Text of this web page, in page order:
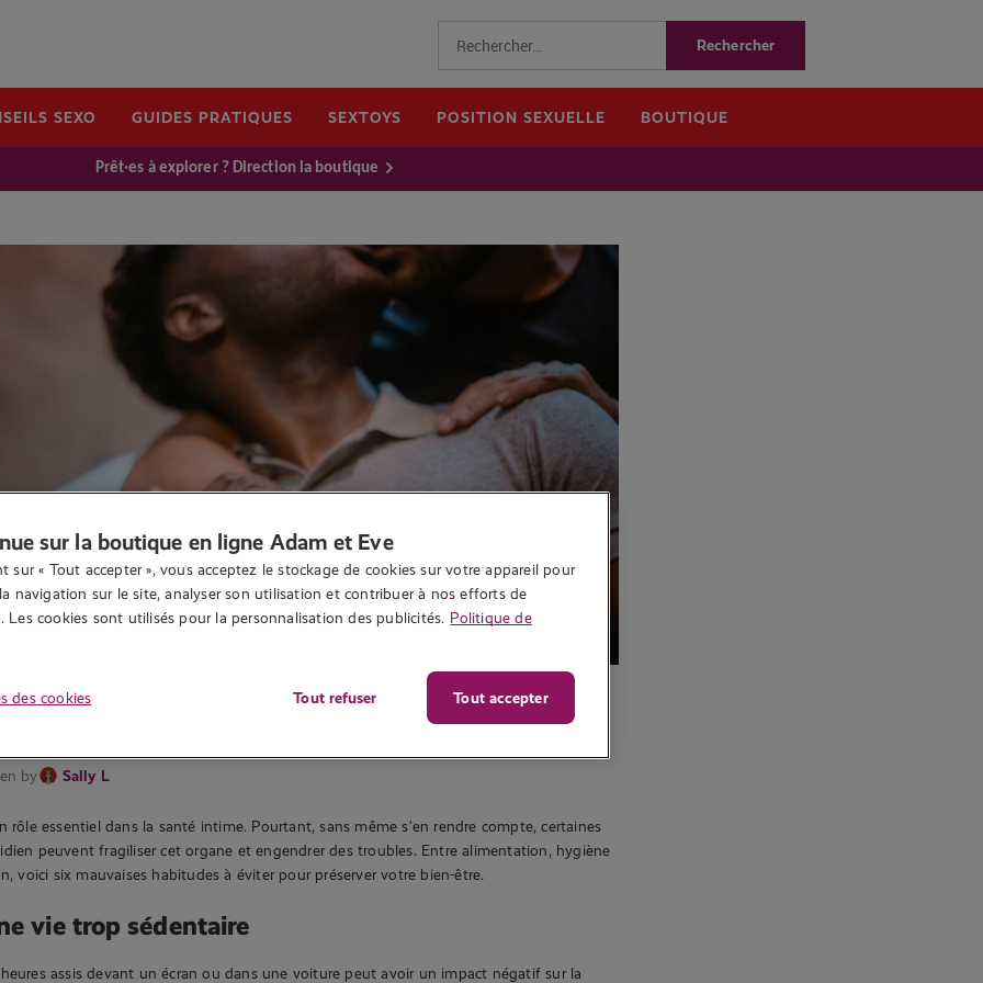
SEXO GUIDES PRATIQUES SEXTOYS POSITION SEXUELLE BOUTIQUE
Prêt·es à explorer ? Direction la boutique
vues
6 mauvaises habitudes à éviter
by Sally L
rôle essentiel dans la santé intime. Pourtant, sans même s’en rendre compte, certaines
peuvent fragiliser cet organe et engendrer des troubles. Entre alimentation, hygiène
voici six mauvaises habitudes à éviter pour préserver votre bien-être.
vie trop sédentaire
assis devant un écran ou dans une voiture peut avoir un impact négatif sur la
sur la boutique en ligne Adam et Eve
sur « Tout accepter », vous acceptez le stockage de cookies sur votre appareil pour
navigation sur le site, analyser son utilisation et contribuer à nos efforts de
Les cookies sont utilisés pour la personnalisation des publicités. Politique de
des cookies Tout refuser Tout accepter